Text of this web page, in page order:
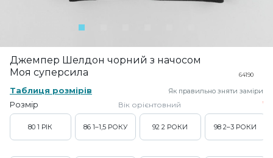
Джемпер Шелдон чорний з начосом
Моя суперсила
64190
Таблиця розмірів Як правильно зняти заміри
Розмір Вік орієнтовний
80 1 РІК 86 1–1,5 РОКУ 92 2 РОКИ 98 2–3 РОКИ